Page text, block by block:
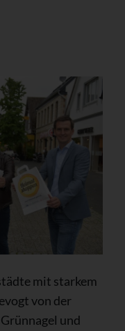
mit starkem
von der
und